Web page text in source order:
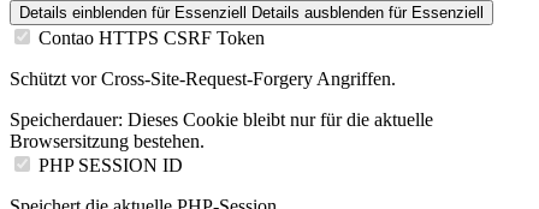
Details einblenden für Essenziell Details ausblenden für Essenziell
Contao HTTPS CSRF Token
Schützt vor Cross-Site-Request-Forgery Angriffen.
Speicherdauer: Dieses Cookie bleibt nur für die aktuelle
Browsersitzung bestehen.
PHP SESSION ID